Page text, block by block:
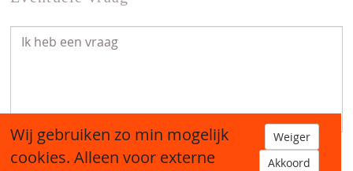
Wij gebruiken zo min mogelijk
cookies. Alleen voor externe
Weiger
Akkoord